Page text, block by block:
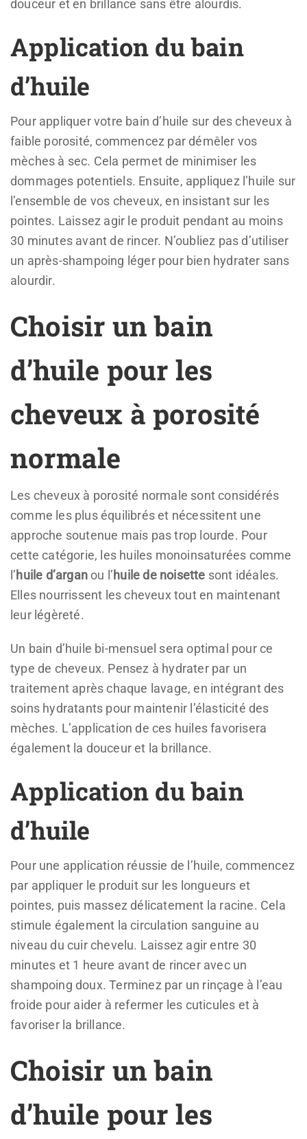
douceur et en brillance sans être alourdis.
Application du bain
d’huile
Pour appliquer votre bain d’huile sur des cheveux à
faible porosité, commencez par démêler vos
mèches à sec. Cela permet de minimiser les
dommages potentiels. Ensuite, appliquez l’huile sur
l’ensemble de vos cheveux, en insistant sur les
pointes. Laissez agir le produit pendant au moins
30 minutes avant de rincer. N’oubliez pas d’utiliser
un après-shampoing léger pour bien hydrater sans
alourdir.
Choisir un bain
d’huile pour les
cheveux à porosité
normale
Les cheveux à porosité normale sont considérés
comme les plus équilibrés et nécessitent une
approche soutenue mais pas trop lourde. Pour
cette catégorie, les huiles monoinsaturées comme
l’huile d’arganou l’huile de noisette sont idéales.
Elles nourrissent les cheveux tout en maintenant
leur légèreté.
Un bain d’huile bi-mensuel sera optimal pour ce
type de cheveux. Pensez à hydrater par un
traitement après chaque lavage, en intégrant des
soins hydratants pour maintenir l’élasticité des
mèches. L’application de ces huiles favorisera
également la douceur et la brillance.
Application du bain
d’huile
Pour une application réussie de l’huile, commencez
par appliquer le produit sur les longueurs et
pointes, puis massez délicatement la racine. Cela
stimule également la circulation sanguine au
niveau du cuir chevelu. Laissez agir entre 30
minutes et 1 heure avant de rincer avec un
shampoing doux. Terminez par un rinçage à l’eau
froide pour aider à refermer les cuticules et à
favoriser la brillance.
Choisir un bain
d’huile pour les